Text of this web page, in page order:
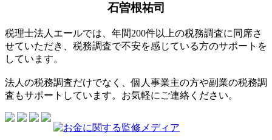
石曽根祐司
税理士法人エールでは、年間200件以上の税務調査に同席さ
せていただき、税務調査で不安を感じている方のサポートを
しています。
法人の税務調査だけでなく、個人事業主の方や副業の税務調
査もサポートしています。お気軽にご連絡ください。